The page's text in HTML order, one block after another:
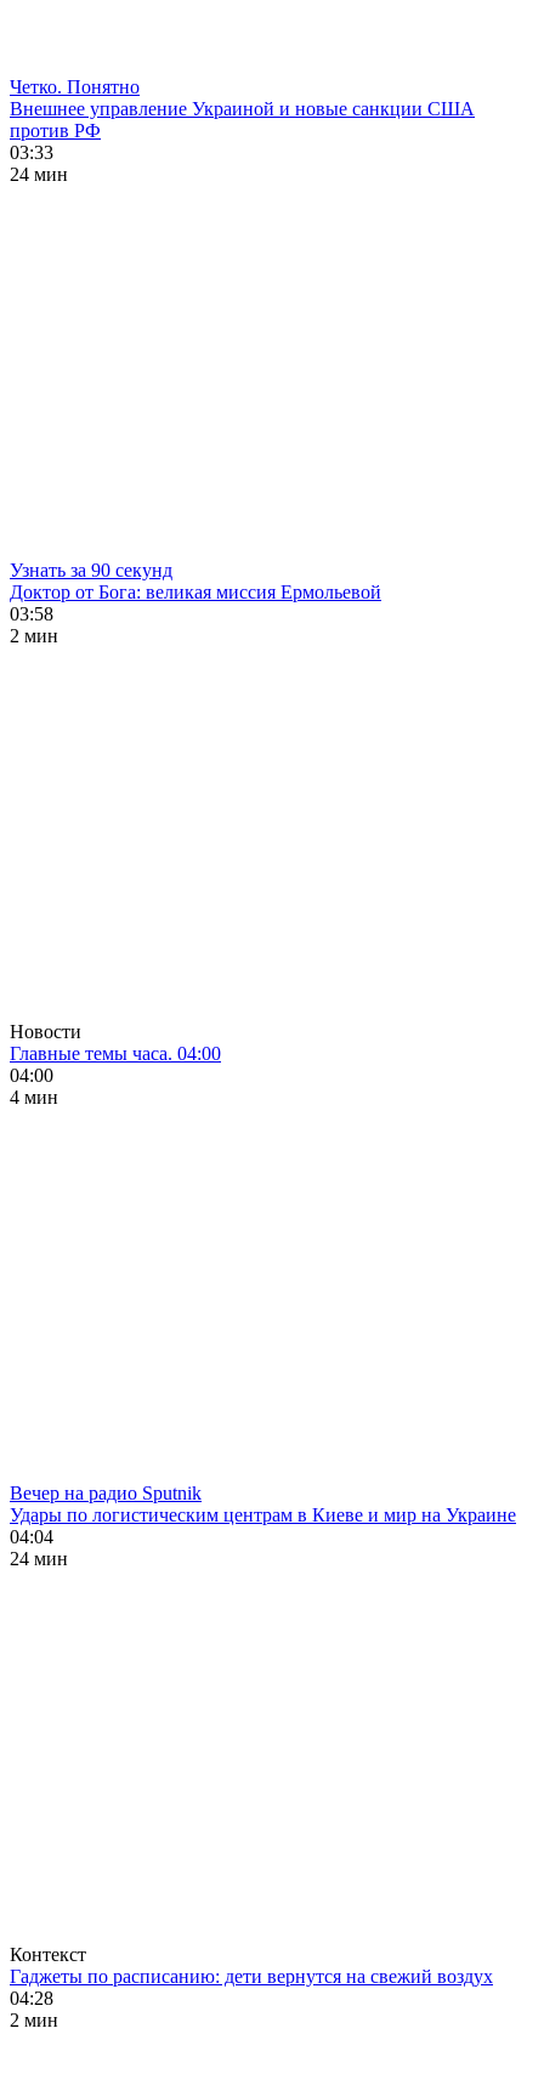
Четко. Понятно
Внешнее управление Украиной и новые санкции США
против РФ
03:33
24 мин
Узнать за 90 секунд
Доктор от Бога: великая миссия Ермольевой
03:58
2 мин
Новости
Главные темы часа. 04:00
04:00
4 мин
Вечер на радио Sputnik
Удары по логистическим центрам в Киеве и мир на Украине
04:04
24 мин
Контекст
Гаджеты по расписанию: дети вернутся на свежий воздух
04:28
2 мин